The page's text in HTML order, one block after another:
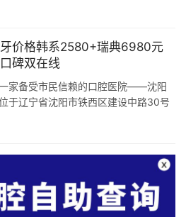
价格韩系2580+瑞典6980元
碑双在线
家备受市民信赖的口腔医院——沈阳
于辽宁省沈阳市铁西区建设中路30号